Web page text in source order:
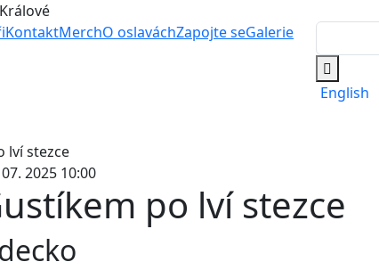
KontaktMerchO oslaváchZapojte seGalerie
English
2025 10:00
po lví stezce